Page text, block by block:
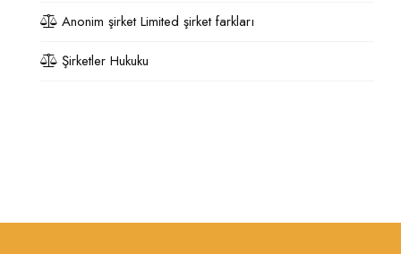
Anonim şirket Limited şirket farkları
Şirketler Hukuku